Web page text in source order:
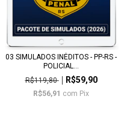
03 SIMULADOS INÉDITOS - PP-RS -
POLICIAL...
R$119,80
R$59,90
R$56,91 com Pix